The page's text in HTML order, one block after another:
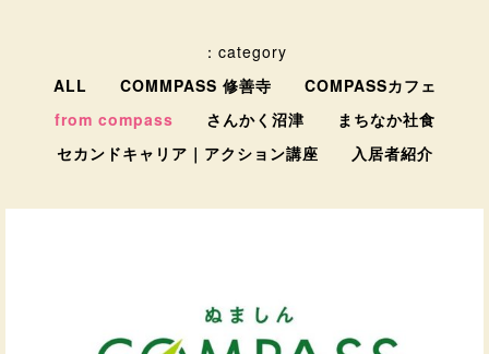
：category
ALL
COMMPASS 修善寺
COMPASSカフェ
from compass
さんかく沼津
まちなか社食
セカンドキャリア｜アクション講座
入居者紹介